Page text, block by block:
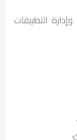
وإدارة التطبيقات